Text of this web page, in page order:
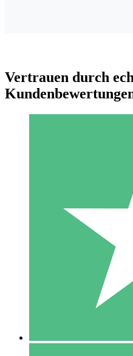
Individuelle
Zahlen Sie nach Bedarf
monatliche
Vertrauen durch